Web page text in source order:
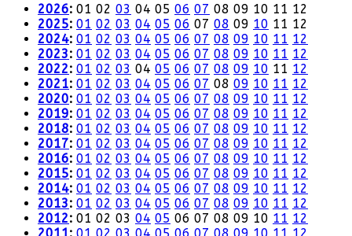
2026: 01 02 03 04 05 06 07 08 09 10 11 12
2025: 01 02 03 04 05 06 07 08 09 10 11 12
2024: 01 02 03 04 05 06 07 08 09 10 11 12
2023: 01 02 03 04 05 06 07 08 09 10 11 12
2022: 01 02 03 04 05 06 07 08 09 10 11 12
2021: 01 02 03 04 05 06 07 08 09 10 11 12
2020: 01 02 03 04 05 06 07 08 09 10 11 12
2019: 01 02 03 04 05 06 07 08 09 10 11 12
2018: 01 02 03 04 05 06 07 08 09 10 11 12
2017: 01 02 03 04 05 06 07 08 09 10 11 12
2016: 01 02 03 04 05 06 07 08 09 10 11 12
2015: 01 02 03 04 05 06 07 08 09 10 11 12
2014: 01 02 03 04 05 06 07 08 09 10 11 12
2013: 01 02 03 04 05 06 07 08 09 10 11 12
2012: 01 02 03 04 05 06 07 08 09 10 11 12